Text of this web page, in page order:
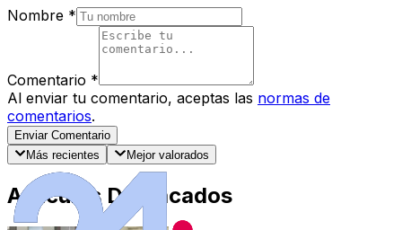
Nombre *
Comentario *
Al enviar tu comentario, aceptas las normas de
comentarios.
Enviar Comentario
Más recientes
Mejor valorados
Artículos Destacados